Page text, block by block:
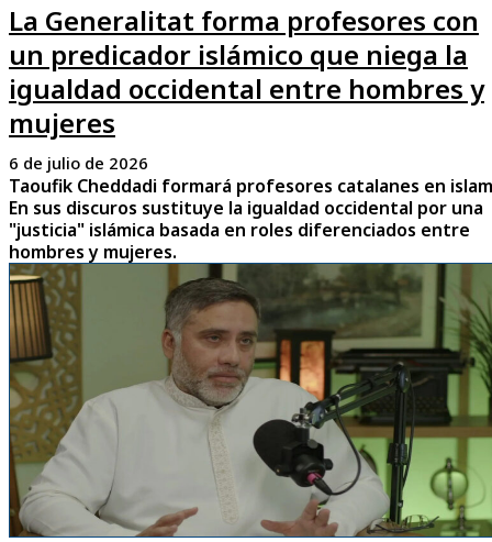
La Generalitat forma profesores con
un predicador islámico que niega la
igualdad occidental entre hombres y
mujeres
6 de julio de 2026
Taoufik Cheddadi formará profesores catalanes en
En sus discuros sustituye la igualdad occidental por una
"justicia" islámica basada en roles diferenciados entre
hombres y mujeres.